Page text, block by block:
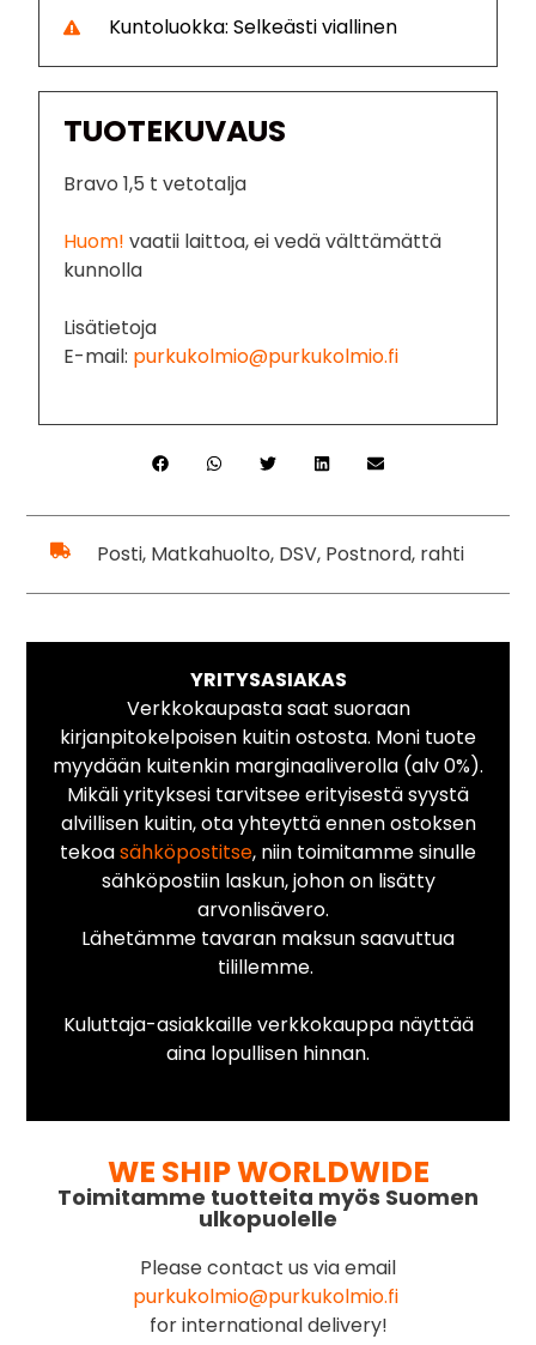
Kuntoluokka: Selkeästi viallinen
TUOTEKUVAUS
Bravo 1,5 t vetotalja
Huom! vaatii laittoa, ei vedä välttämättä
kunnolla
Lisätietoja
E-mail: purkukolmio@purkukolmio.fi
Posti, Matkahuolto, DSV, Postnord, rahti
YRITYSASIAKAS
Verkkokaupasta saat suoraan
kirjanpitokelpoisen kuitin ostosta. Moni tuote
myydään kuitenkin marginaaliverolla (alv 0%).
Mikäli yrityksesi tarvitsee erityisestä syystä
alvillisen kuitin, ota yhteyttä ennen ostoksen
tekoasähköpostitse, niin toimitamme sinulle
sähköpostiin laskun, johon on lisätty
arvonlisävero.
Lähetämme tavaran maksun saavuttua
tilillemme.
Kuluttaja-asiakkaille verkkokauppa näyttää
aina lopullisen hinnan.
WE SHIP WORLDWIDE
Toimitamme tuotteita myös Suomen
ulkopuolelle
Please contact us via email
purkukolmio@purkukolmio.fi
for international delivery!